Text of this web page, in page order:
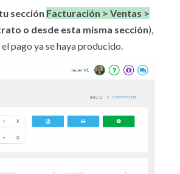
sección Facturación > Ventas >
o desde esta misma sección),
pago ya se haya producido.